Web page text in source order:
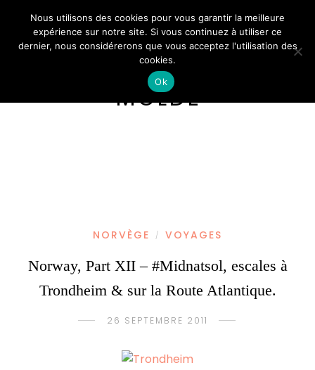
MOLDE
NORVÈGE / VOYAGES
Norway, Part XII – #Midnatsol, escales à
Trondheim & sur la Route Atlantique.
26 SEPTEMBRE 2011
Nous utilisons des cookies pour vous garantir la meilleure
expérience sur notre site. Si vous continuez à utiliser ce
dernier, nous considérerons que vous acceptez l'utilisation des
cookies.
Ok